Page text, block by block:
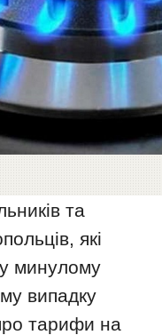
та
які
минулому
випадку
тарифи на